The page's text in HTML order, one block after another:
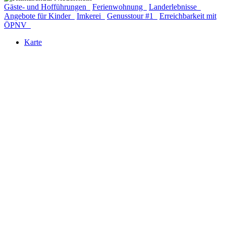
Gäste- und Hofführungen Ferienwohnung
Landerlebnisse
Angebote für Kinder
Imkerei Genusstour #1
Erreichbarkeit mit
ÖPNV
Karte